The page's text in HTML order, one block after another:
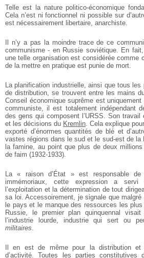
Telle est la nature politico-économique
Cela n’est ni fonctionnel ni possible sur
est nécessairement libertaire, anarchiste.
Il n’y a pas la moindre trace de ce
communisme - en Russie soviétique. En
une telle organisation est considérée comme
de la mettre en pratique est punie de mort.
La planification industrielle, ainsi que tous
de distribution, se trouvent entre les mains
Conseil économique suprême est
communiste, il est totalement indépendant
des gens qui composent l’URSS. Son
et les décisions du Kremlin . Cela explique
exporté d’énormes quantités de blé et
vastes régions dans le sud et le sud-est de la
la famine, au point que plus de deux
de faim (1932-1933).
La « raison d’État » est responsable
immémoriaux, cette expression a
l’exploitation et la détermination de tout
sa loi. Accessoirement, je signale que
le pays et le manque des ressources les
Russie, le premier plan quinquennal visait
l’industrie lourde, industrie qui sert ou
militaires
Il en est de même pour la distribution
d’activité. Toutes les parties constitutives